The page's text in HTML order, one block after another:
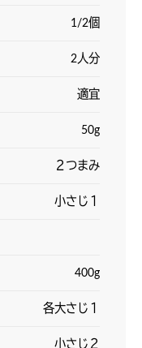
1/2個
2人分
適宜
50g
２つまみ
小さじ１
400g
各大さじ１
小さじ２